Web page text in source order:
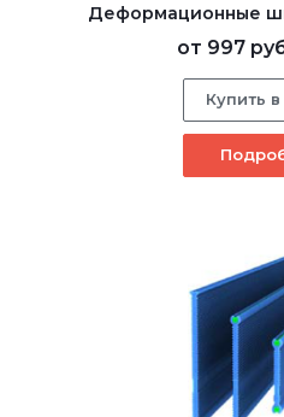
Деформационные
от 997
Купить в